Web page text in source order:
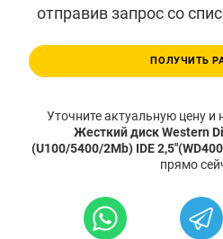
отправив запрос со
ПОЛУЧИТЬ
Уточните актуальную цену и
Жесткий диск Western
(U100/5400/2Mb) IDE
прямо